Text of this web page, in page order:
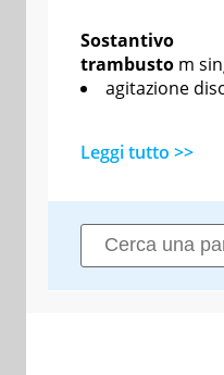
Sostantivo
trambusto m
agitazione
Leggi tutto >>